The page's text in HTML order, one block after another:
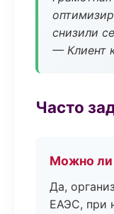
снизили
— Клиент
Часто
Можно ли
Да,
ЕАЭС, при